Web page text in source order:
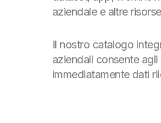
aziendale e altre
Il nostro catalogo
aziendali consente
immediatamente dati